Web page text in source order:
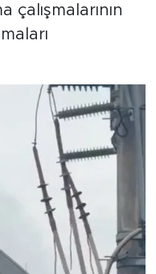
çalışmalarının